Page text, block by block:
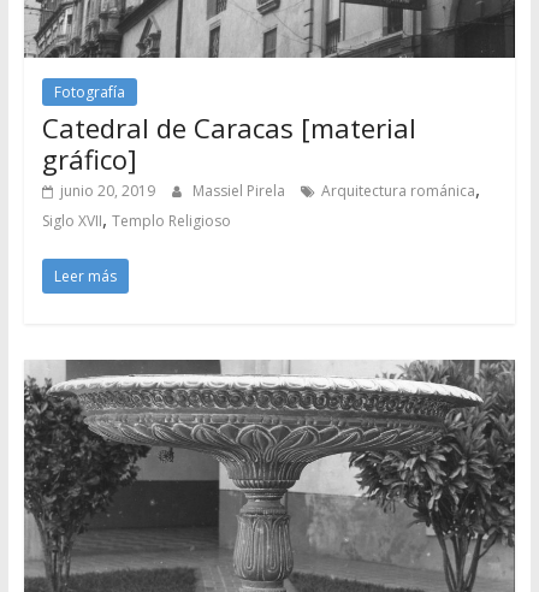
Fotografía
Catedral de Caracas [material
gráfico]
junio 20, 2019 Massiel Pirela Arquitectura románica,
Siglo XVII, Templo Religioso
Leer más